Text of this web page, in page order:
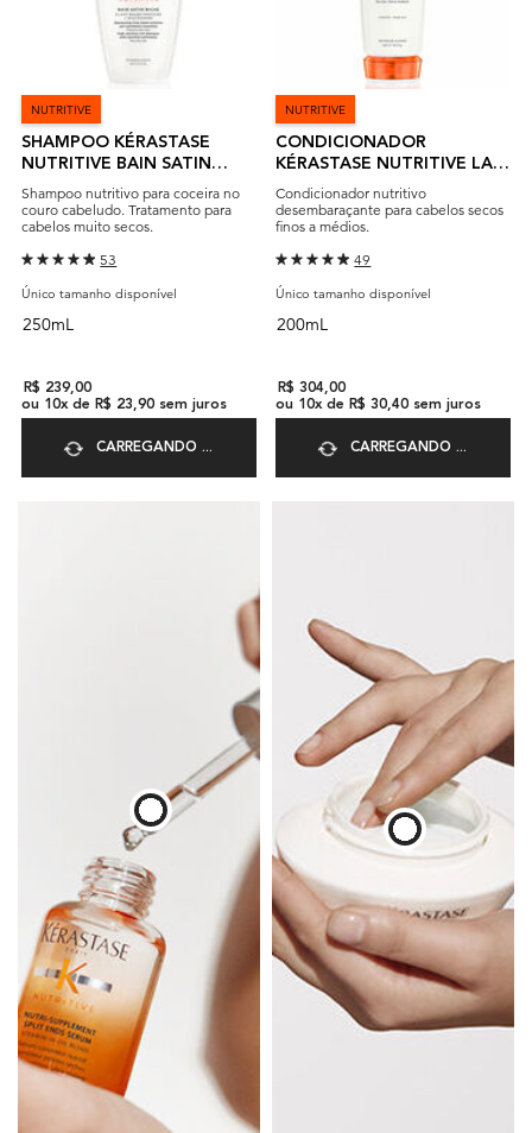
NUTRITIVE
SHAMPOO KÉRASTASE
NUTRITIVE BAIN SATIN
RICHE
Shampoo nutritivo para coceira no
couro cabeludo. Tratamento para
cabelos muito secos.
53
Único tamanho disponível
250mL
R$ 239,00
ou 10x de R$ 23,90 sem juros
CARREGANDO ...
NUTRITIVE
CONDICIONADOR
KÉRASTASE NUTRITIVE LAIT
VITAL
Condicionador nutritivo
desembaraçante para cabelos secos
finos a médios.
49
Único tamanho disponível
200mL
R$ 304,00
ou 10x de R$ 30,40 sem juros
CARREGANDO ...